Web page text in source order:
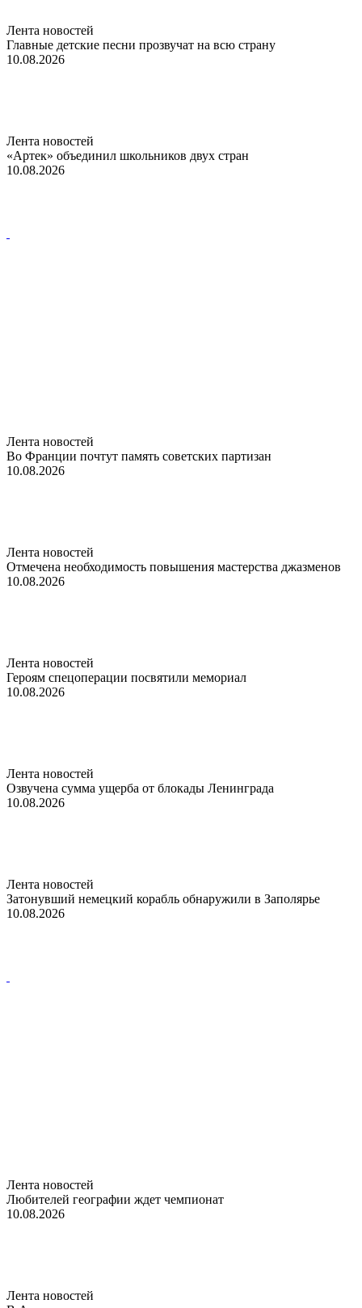
Лента новостей
Главные детские песни прозвучат на всю страну
10.08.2026
Лента новостей
«Артек» объединил школьников двух стран
10.08.2026
Лента новостей
Во Франции почтут память советских партизан
10.08.2026
Лента новостей
Отмечена необходимость повышения мастерства джазменов
10.08.2026
Лента новостей
Героям спецоперации посвятили мемориал
10.08.2026
Лента новостей
Озвучена сумма ущерба от блокады Ленинграда
10.08.2026
Лента новостей
Затонувший немецкий корабль обнаружили в Заполярье
10.08.2026
Лента новостей
Любителей географии ждет чемпионат
10.08.2026
Лента новостей